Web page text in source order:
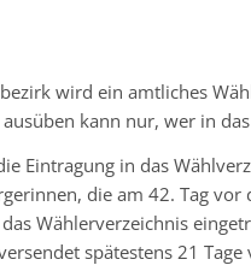
wird ein amtliches
kann nur, wer in
Eintragung in das
die am 42. Tag
Wählerverzeichnis
spätestens 21